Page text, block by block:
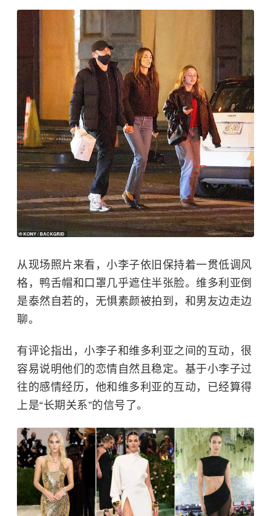
从现场照片来看，小李子依旧保持着一贯低调风
格，鸭舌帽和口罩几乎遮住半张脸。维多利亚倒
是泰然自若的，无惧素颜被拍到，和男友边走边
聊。
有评论指出，小李子和维多利亚之间的互动，很
容易说明他们的恋情自然且稳定。基于小李子过
往的感情经历，他和维多利亚的互动，已经算得
上是“长期关系”的信号了。